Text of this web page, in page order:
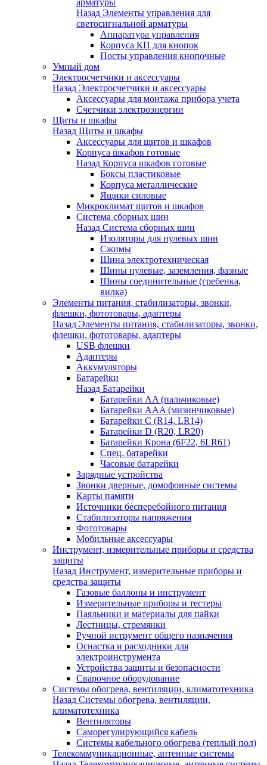
арматуры
Назад Элементы управления для
светосигнальной арматуры
Аппаратура управления
Корпуса КП для кнопок
Посты управления кнопочные
Умный дом
Электросчетчики и аксессуары
Назад Электросчетчики и аксессуары
Аксессуары для монтажа прибора учета
Счетчики электроэнергии
Щиты и шкафы
Назад Щиты и шкафы
Аксессуары для щитов и шкафов
Корпуса шкафов готовые
Назад Корпуса шкафов готовые
Боксы пластиковые
Корпуса металлические
Ящики силовые
Микроклимат щитов и шкафов
Система сборных шин
Назад Система сборных шин
Изоляторы для нулевых шин
Сжимы
Шина электротехническая
Шины нулевые, заземления, фазные
Шины соединительные (гребенка,
вилка)
Элементы питания, стабилизаторы, звонки,
флешки, фототовары, адаптеры
Назад Элементы питания, стабилизаторы, звонки,
флешки, фототовары, адаптеры
USB флешки
Адаптеры
Аккумуляторы
Батарейки
Назад Батарейки
Батарейки AA (пальчиковые)
Батарейки AAA (мизинчиковые)
Батарейки C (R14, LR14)
Батарейки D (R20, LR20)
Батарейки Крона (6F22, 6LR61)
Спец. батарейки
Часовые батарейки
Зарядные устройства
Звонки дверные, домофонные системы
Карты памяти
Источники бесперебойного питания
Стабилизаторы напряжения
Фототовары
Мобильные аксессуары
Инструмент, измерительные приборы и средства
защиты
Назад Инструмент, измерительные приборы и
средства защиты
Газовые баллоны и инструмент
Измерительные приборы и тестеры
Паяльники и материалы для пайки
Лестницы, стремянки
Ручной иструмент общего назначения
Оснастка и расходники для
электроинструмента
Устройства защиты и безопасности
Сварочное оборудование
Системы обогрева, вентиляции, климатотехника
Назад Системы обогрева, вентиляции,
климатотехника
Вентиляторы
Саморегулирующийся кабель
Системы кабельного обогрева (теплый пол)
Телекоммуникационные, антенные системы